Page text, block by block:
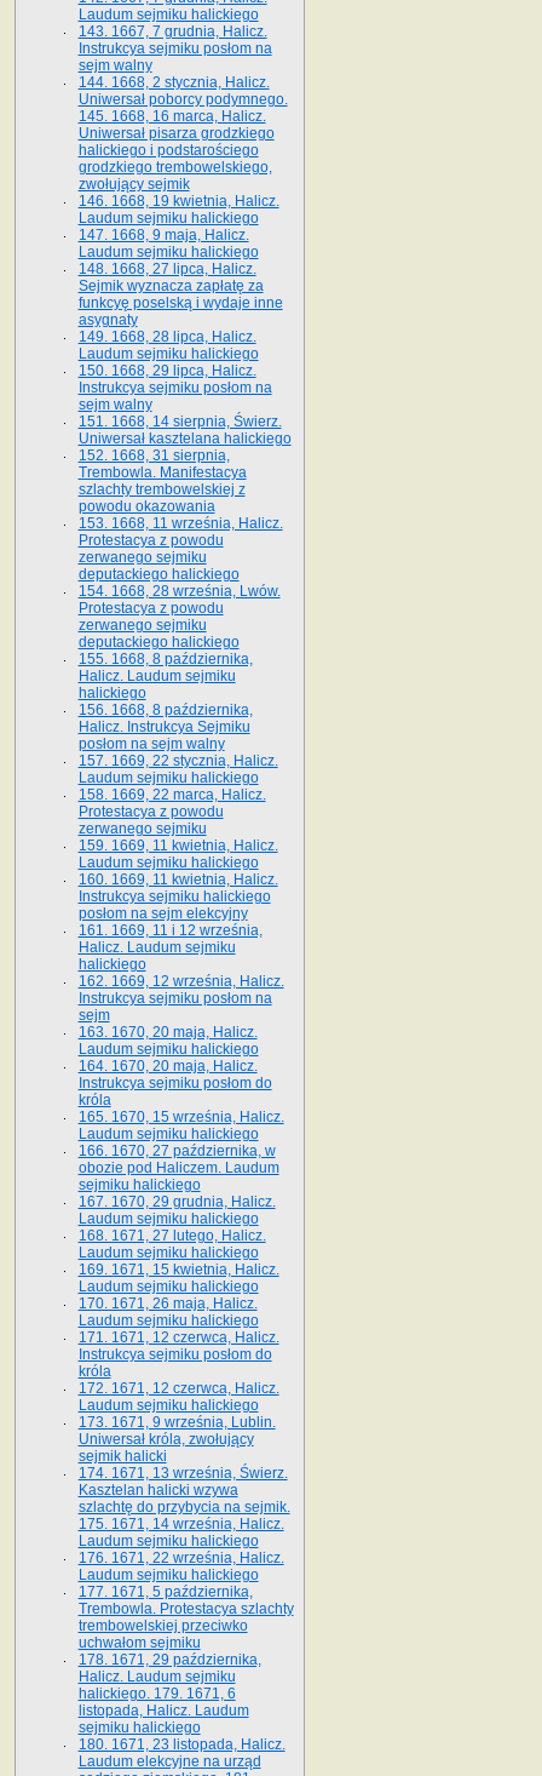
Laudum sejmiku halickiego
143. 1667, 7 grudnia, Halicz.
Instrukcya sejmiku posłom na
sejm walny
144. 1668, 2 stycznia, Halicz.
Uniwersał poborcy podymnego.
145. 1668, 16 marca, Halicz.
Uniwersał pisarza grodzkiego
halickiego i podstarościego
grodzkiego trembowelskiego,
zwołujący sejmik
146. 1668, 19 kwietnia, Halicz.
Laudum sejmiku halickiego
147. 1668, 9 maja, Halicz.
Laudum sejmiku halickiego
148. 1668, 27 lipca, Halicz.
Sejmik wyznacza zapłatę za
funkcyę poselską i wydaje inne
asygnaty
149. 1668, 28 lipca, Halicz.
Laudum sejmiku halickiego
150. 1668, 29 lipca, Halicz.
Instrukcya sejmiku posłom na
sejm walny
151. 1668, 14 sierpnia, Świerz.
Uniwersał kasztelana halickiego
152. 1668, 31 sierpnia,
Trembowla. Manifestacya
szlachty trembowelskiej z
powodu okazowania
153. 1668, 11 września, Halicz.
Protestacya z powodu
zerwanego sejmiku
deputackiego halickiego
154. 1668, 28 września, Lwów.
Protestacya z powodu
zerwanego sejmiku
deputackiego halickiego
155. 1668, 8 października,
Halicz. Laudum sejmiku
halickiego
156. 1668, 8 października,
Halicz. Instrukcya Sejmiku
posłom na sejm walny
157. 1669, 22 stycznia, Halicz.
Laudum sejmiku halickiego
158. 1669, 22 marca, Halicz.
Protestacya z powodu
zerwanego sejmiku
159. 1669, 11 kwietnia, Halicz.
Laudum sejmiku halickiego
160. 1669, 11 kwietnia, Halicz.
Instrukcya sejmiku halickiego
posłom na sejm elekcyjny
161. 1669, 11 i 12 września,
Halicz. Laudum sejmiku
halickiego
162. 1669, 12 września, Halicz.
Instrukcya sejmiku posłom na
sejm
163. 1670, 20 maja, Halicz.
Laudum sejmiku halickiego
164. 1670, 20 maja, Halicz.
Instrukcya sejmiku posłom do
króla
165. 1670, 15 września, Halicz.
Laudum sejmiku halickiego
166. 1670, 27 października, w
obozie pod Haliczem. Laudum
sejmiku halickiego
167. 1670, 29 grudnia, Halicz.
Laudum sejmiku halickiego
168. 1671, 27 lutego, Halicz.
Laudum sejmiku halickiego
169. 1671, 15 kwietnia, Halicz.
Laudum sejmiku halickiego
170. 1671, 26 maja, Halicz.
Laudum sejmiku halickiego
171. 1671, 12 czerwca, Halicz.
Instrukcya sejmiku posłom do
króla
172. 1671, 12 czerwca, Halicz.
Laudum sejmiku halickiego
173. 1671, 9 września, Lublin.
Uniwersał króla, zwołujący
sejmik halicki
174. 1671, 13 września, Świerz.
Kasztelan halicki wzywa
szlachtę do przybycia na sejmik.
175. 1671, 14 września, Halicz.
Laudum sejmiku halickiego
176. 1671, 22 września, Halicz.
Laudum sejmiku halickiego
177. 1671, 5 października,
Trembowla. Protestacya szlachty
trembowelskiej przeciwko
uchwałom sejmiku
178. 1671, 29 października,
Halicz. Laudum sejmiku
halickiego. 179. 1671, 6
listopada, Halicz. Laudum
sejmiku halickiego
180. 1671, 23 listopada, Halicz.
Laudum elekcyjne na urząd